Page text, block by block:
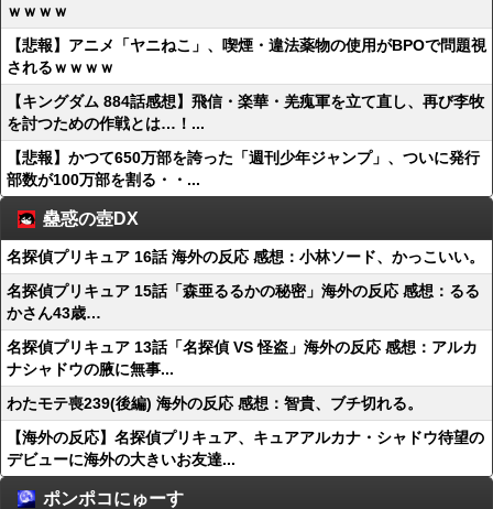
ｗｗｗｗ
【悲報】アニメ「ヤニねこ」、喫煙・違法薬物の使用がBPOで問題視
されるｗｗｗｗ
【キングダム 884話感想】飛信・楽華・羌瘣軍を立て直し、再び李牧
を討つための作戦とは…！...
【悲報】かつて650万部を誇った「週刊少年ジャンプ」、ついに発行
部数が100万部を割る・・...
蠱惑の壺DX
名探偵プリキュア 16話 海外の反応 感想：小林ソード、かっこいい。
名探偵プリキュア 15話「森亜るるかの秘密」海外の反応 感想：るる
かさん43歳…
名探偵プリキュア 13話「名探偵 VS 怪盗」海外の反応 感想：アルカ
ナシャドウの腋に無事...
わたモテ喪239(後編) 海外の反応 感想：智貴、ブチ切れる。
【海外の反応】名探偵プリキュア、キュアアルカナ・シャドウ待望の
デビューに海外の大きいお友達...
ポンポコにゅーす